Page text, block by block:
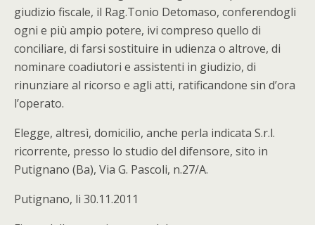
giudizio fiscale, il Rag.Tonio Detomaso, conferendogli
ogni e più ampio potere, ivi compreso quello di
conciliare, di farsi sostituire in udienza o altrove, di
nominare coadiutori e assistenti in giudizio, di
rinunziare al ricorso e agli atti, ratificandone sin d’ora
l’operato.
Elegge, altresì, domicilio, anche perla indicata S.r.l.
ricorrente, presso lo studio del difensore, sito in
Putignano (Ba), Via G. Pascoli, n.27/A.
Putignano, li 30.11.2011